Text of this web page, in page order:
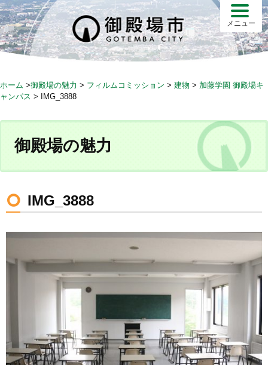
S
k
i
p
c
n
メニュー
ホーム >御殿場の魅力 > フィルムコミッション > 建物 > 加藤学園 御殿場キ
ャンパス > IMG_3888
御殿場の魅力
IMG_3888